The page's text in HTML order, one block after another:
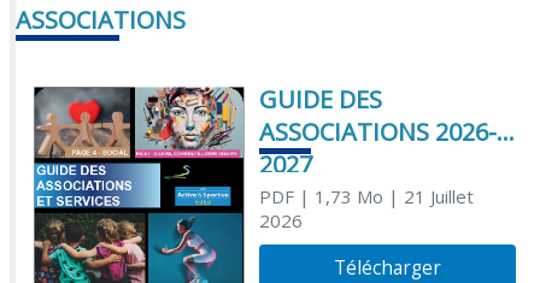
ASSOCIATIONS
GUIDE DES
ASSOCIATIONS 2026-
2027
PDF| 1,73 Mo | 21 Juillet
2026
Télécharger